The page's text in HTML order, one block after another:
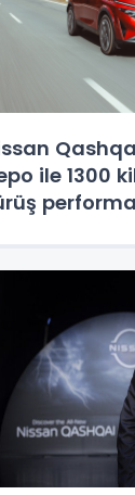
ile 1300